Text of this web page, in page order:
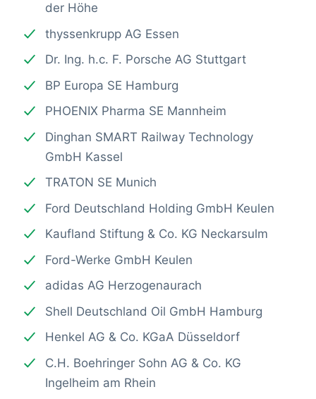
der Höhe
thyssenkrupp AG Essen
Dr. Ing. h.c. F. Porsche AG Stuttgart
BP Europa SE Hamburg
PHOENIX Pharma SE Mannheim
Dinghan SMART Railway Technology
GmbH Kassel
TRATON SE Munich
Ford Deutschland Holding GmbH Keulen
Kaufland Stiftung & Co. KG Neckarsulm
Ford-Werke GmbH Keulen
adidas AG Herzogenaurach
Shell Deutschland Oil GmbH Hamburg
Henkel AG & Co. KGaA Düsseldorf
C.H. Boehringer Sohn AG & Co. KG
Ingelheim am Rhein